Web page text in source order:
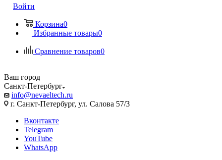
Войти
Корзина0
Избранные товары0
Сравнение товаров0
Ваш город
Санкт-Петербург
info@nevaeltech.ru
г. Санкт-Петербург, ул. Салова 57/3
Вконтакте
Telegram
YouTube
WhatsApp